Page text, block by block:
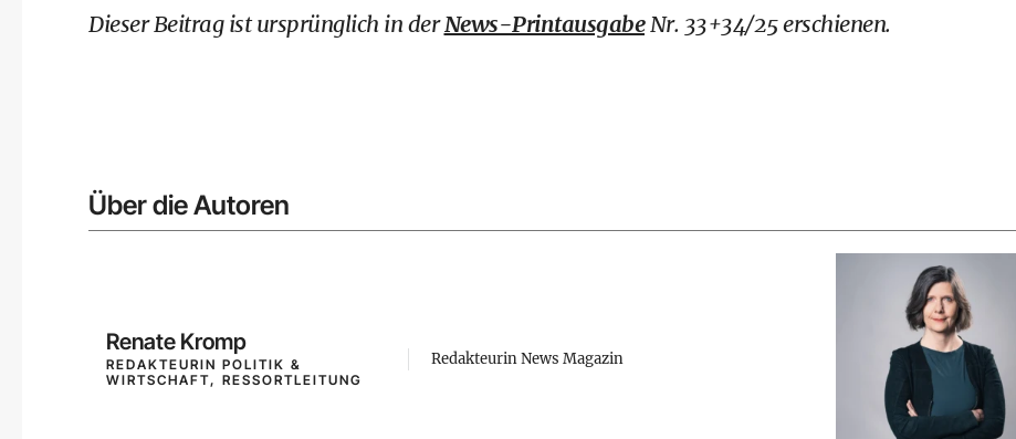
Dieser Beitrag ist ursprünglich in derNews-PrintausgabeNr. 33+34/25 erschienen.
Über die Autoren
Renate Kromp
REDAKTEURIN POLITIK &
WIRTSCHAFT, RESSORTLEITUNG
Redakteurin News Magazin